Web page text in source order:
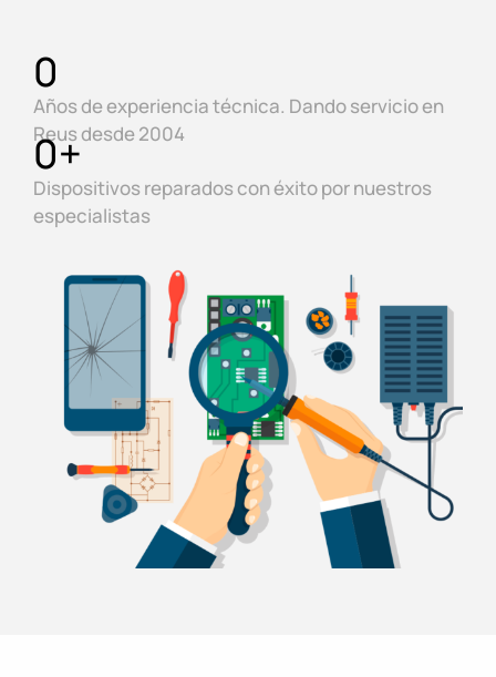
Años de experiencia técnica. Dando servicio en
Reus desde 2004
0
Dispositivos reparados con éxito por nuestros
especialistas
0+